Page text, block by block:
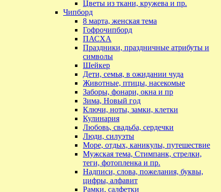
Цветы из ткани, кружева и пр.
Чипборд
8 марта, женская тема
Гофрочипборд
ПАСХА
Праздники, праздничные атрибуты и
символы
Шейкер
Дети, семья, в ожидании чуда
Животные, птицы, насекомые
Заборы, фонари, окна и пр
Зима, Новый год
Ключи, ноты, замки, клетки
Кулинария
Любовь, свадьба, сердечки
Люди, силуэты
Море, отдых, каникулы, путешествие
Мужская тема, Стимпанк, стрелки,
теги, фотопленка и пр.
Надписи, слова, пожелания, буквы,
цифры, алфавит
Рамки, салфетки